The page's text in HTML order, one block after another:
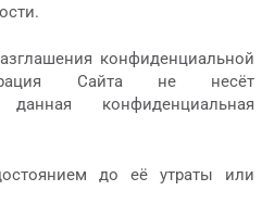
конфиденциальной
Сайта не несёт
конфиденциальная
до её утраты или